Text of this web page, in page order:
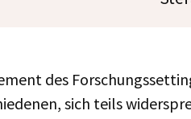
des
sich teils